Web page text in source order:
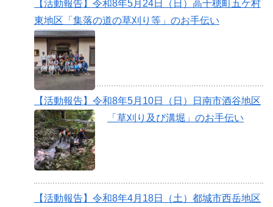
【活動報告】令和8年5月24日（日）高千穂町五ケ村
東地区「集落の道の草刈り等」のお手伝い
【活動報告】令和8年5月10日（日）日南市酒谷地区
「草刈り及び溝堀」のお手伝い
【活動報告】令和8年4月18日（土）都城市西岳地区